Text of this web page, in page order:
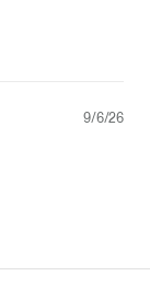
9/6/26